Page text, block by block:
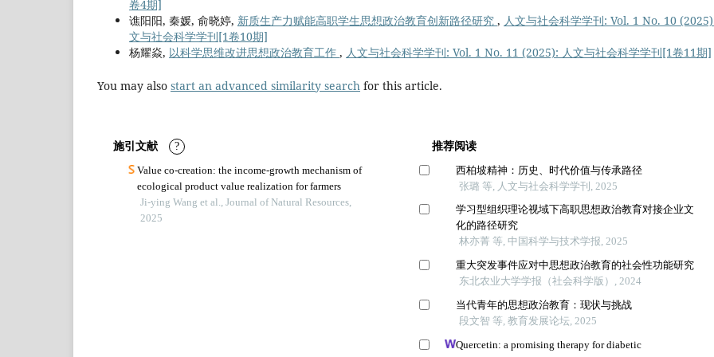
卷4期]
谯阳阳, 秦媛, 俞晓婷, 新质生产力赋能高职学生思想政治教育创新路径研究 , 人文与社会科学学刊: Vol. 1 No. 10
文与社会科学学刊[1卷10期]
杨耀焱, 以科学思维改进思想政治教育工作 , 人文与社会科学学刊: Vol. 1 No. 11 (2025): 人文与社会科学学刊[1卷11期]
You may also start an advanced similarity search for this article.
施引文献
?
Value co-creation: the income-growth mechanism of
ecological product value realization for farmers
Ji-ying Wang et al., Journal of Natural Resources,
2025
推荐阅读
西柏坡精神：历史、时代价值与传承路径
张璐 等, 人文与社会科学学刊, 2025
学习型组织理论视域下高职思想政治教育对接企业文
化的路径研究
林亦菁 等, 中国科学与技术学报, 2025
重大突发事件应对中思想政治教育的社会性功能研究
东北农业大学学报（社会科学版）, 2024
当代青年的思想政治教育：现状与挑战
段文智 等, 教育发展论坛, 2025
Quercetin: a promising therapy for diabetic